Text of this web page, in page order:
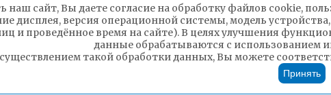
наш сайт, Вы даете согласие на обработку файлов cookie,
дисплея, версия операционной системы, модель
и проведённое время на сайте). В целях улучшения
данные обрабатываются с использованием
такой обработки данных, Вы можете
Принять